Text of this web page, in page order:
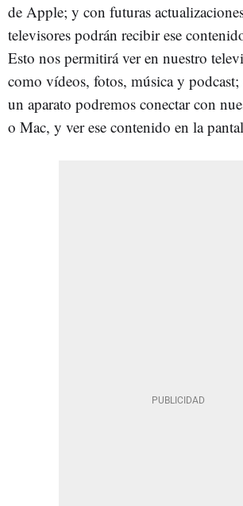
de Apple; y con futuras
televisores podrán recibir ese
Esto nos permitirá ver en nuestro
como vídeos, fotos, música y podcast;
un aparato podremos conectar con
o Mac, y ver ese contenido en la